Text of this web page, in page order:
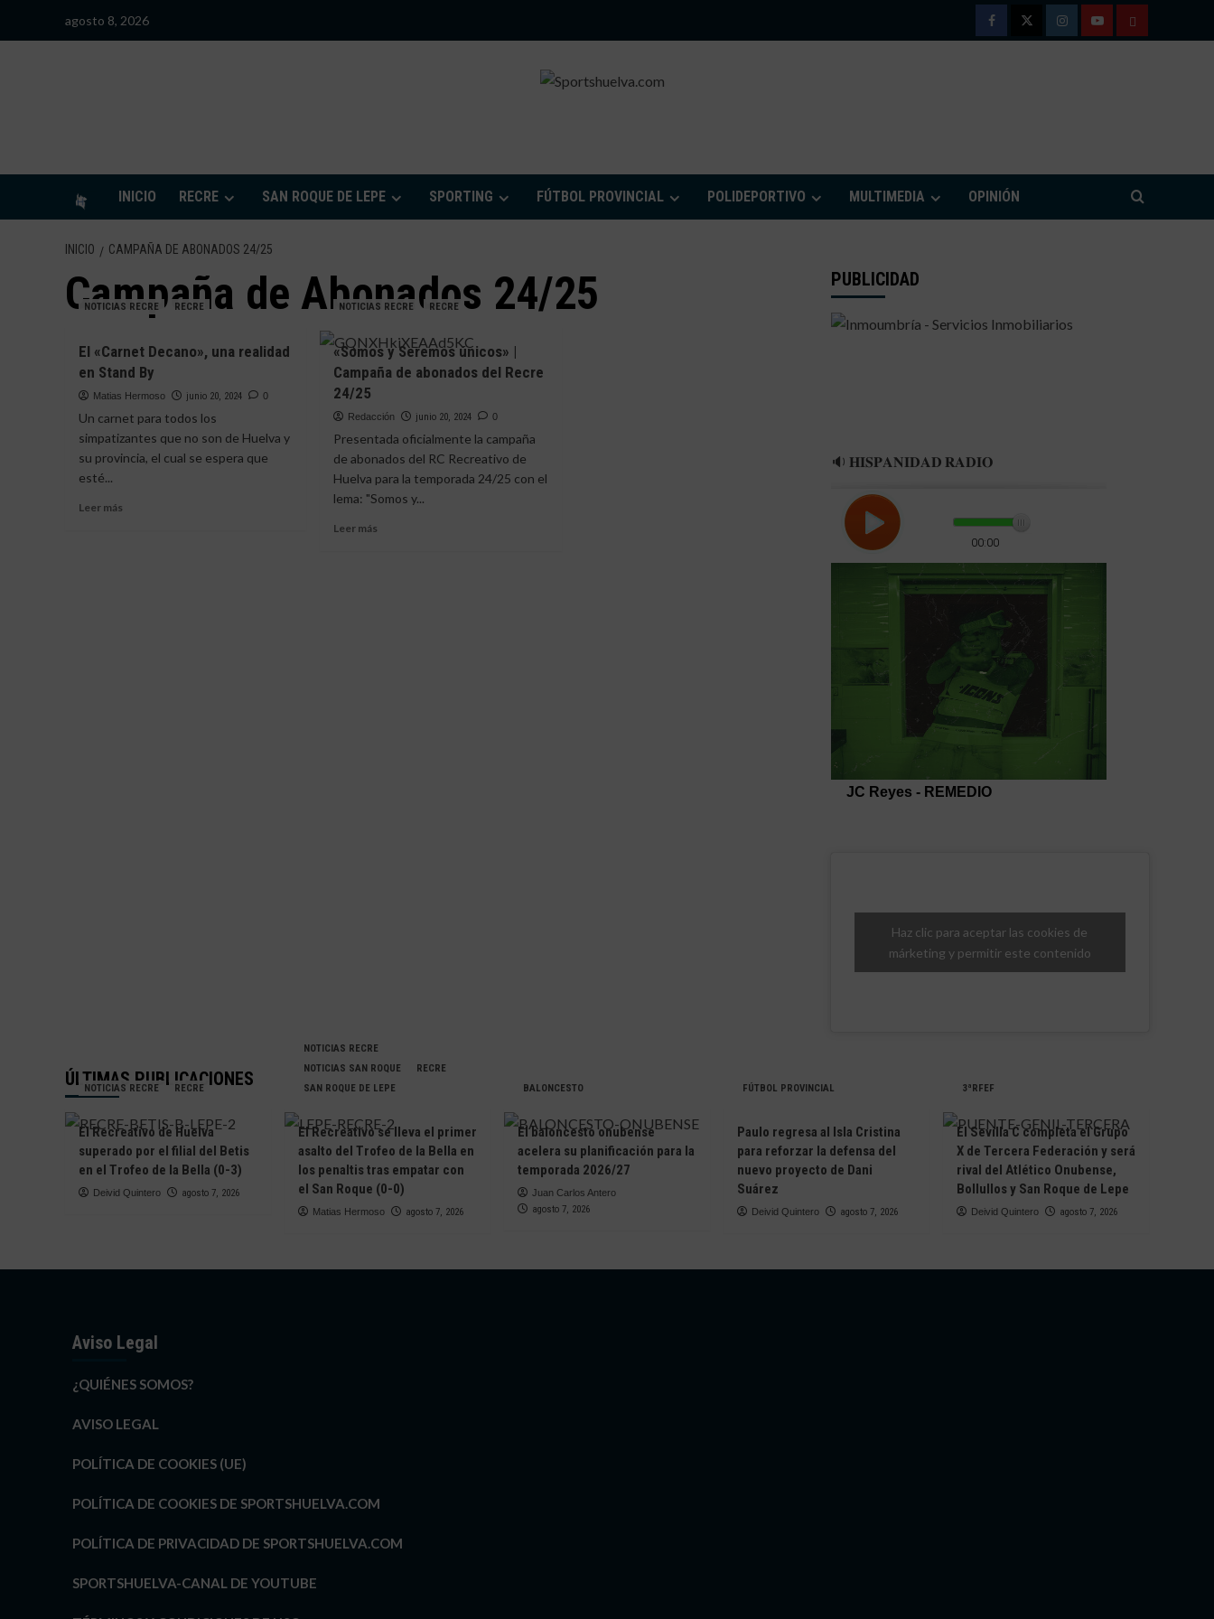
agosto 8, 2026
FacebookTwitterInstagramYoutubeTÉRMINOS
INICIO RECRE SAN ROQUE DE LEPE SPORTING FÚTBOL PROVINCIAL POLIDEPORTIVO MULTIMEDIA OPINIÓN
INICIO CAMPAÑA DE ABONADOS 24/25
Campaña de Abonados 24/25
NOTICIAS RECRE RECRE
El «Carnet Decano», una realidad
en Stand By
Matias Hermoso junio 20, 2024 0
Un carnet para todos los
simpatizantes que no son de Huelva y
su provincia, el cual se espera que
esté...
Leer más
NOTICIAS RECRE RECRE
«Somos y Seremos únicos» |
Campaña de abonados del Recre
24/25
Redacción junio 20, 2024 0
Presentada oficialmente la campaña
de abonados del RC Recreativo de
Huelva para la temporada 24/25 con el
lema: "Somos y...
Leer más
PUBLICIDAD
🔉 𝐇𝐈𝐒𝐏𝐀𝐍𝐈𝐃𝐀𝐃 𝐑𝐀𝐃𝐈𝐎
Haz clic para aceptar las cookies de
márketing y permitir este contenido
ÚLTIMAS PUBLICACIONES
NOTICIAS RECRE RECRE
El Recreativo de Huelva
superado por el filial del Betis
en el Trofeo de la Bella (0-3)
Deivid Quintero agosto 7, 2026
NOTICIAS RECRE
NOTICIAS SAN ROQUE
RECRE
SAN ROQUE DE LEPE
El Recreativo se lleva el primer
asalto del Trofeo de la Bella en
los penaltis tras empatar con
el San Roque (0-0)
Matias Hermoso agosto 7, 2026
BALONCESTO
El baloncesto onubense
acelera su planificación para la
temporada 2026/27
Juan Carlos Antero
agosto 7, 2026
FÚTBOL PROVINCIAL
Paulo regresa al Isla Cristina
para reforzar la defensa del
nuevo proyecto de Dani
Suárez
Deivid Quintero agosto 7, 2026
3ªRFEF
El Sevilla C completa el Grupo
X de Tercera Federación y será
rival del Atlético Onubense,
Bollullos y San Roque de Lepe
Deivid Quintero agosto 7, 2026
Aviso Legal
¿QUIÉNES SOMOS?
AVISO LEGAL
POLÍTICA DE COOKIES (UE)
POLÍTICA DE COOKIES DE SPORTSHUELVA.COM
POLÍTICA DE PRIVACIDAD DE SPORTSHUELVA.COM
SPORTSHUELVA-CANAL DE YOUTUBE